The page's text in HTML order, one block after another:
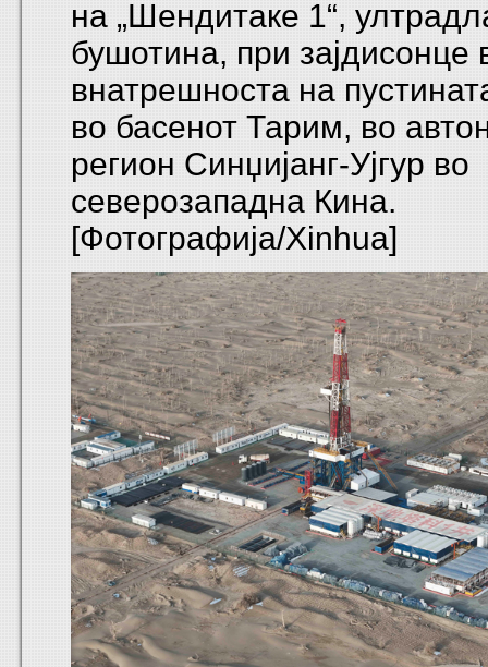
на „Шендитаке 1“,
бушотина, при зајдисонце
внатрешноста на
во басенот Тарим, во
регион Синџијанг-Ујгур во
северозападна Кина.
[Фотографија/Xinhua]